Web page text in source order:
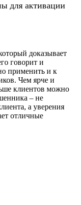
для активации
доказывает
говорит и
применить и к
Чем ярче и
клиентов можно
– не
а уверения
отличные